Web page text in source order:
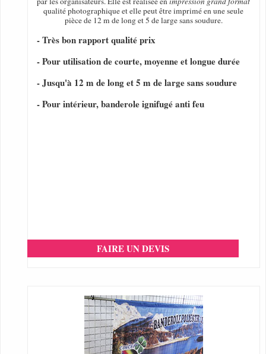
qualité photographique et elle peut être imprimé en une seule
pièce de 12 m de long et 5 de large sans soudure.
- Très bon rapport qualité prix
- Pour utilisation de courte, moyenne et longue durée
- Jusqu'à 12 m de long et 5 m de large sans soudure
- Pour intérieur, banderole ignifugé anti feu
FAIRE UN DEVIS